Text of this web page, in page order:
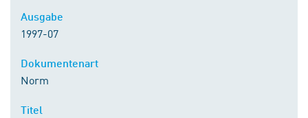
1997-07
Norm